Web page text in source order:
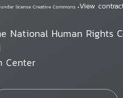
license Creative Commons •View
National Human Rights
Center